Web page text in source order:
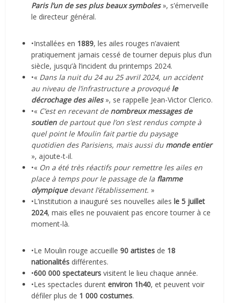
Paris l’un de ses plus beaux symboles», s’émerveille
le directeur général.
•Installées en 1889, les ailes rouges n’avaient
pratiquement jamais cessé de tourner depuis plus d’un
siècle, jusqu’à l’incident du printemps 2024.
•« Dans la nuit du 24 au 25 avril 2024, un accident
au niveau de l’infrastructure a provoqué le
décrochage des ailes», se rappelle Jean-Victor Clerico.
•« C’est en recevant de nombreux messages de
soutien de partout que l’on s’est rendus compte à
quel point le Moulin fait partie du paysage
quotidien des Parisiens, mais aussi du monde entier
», ajoute-t-il.
•« On a été très réactifs pour remettre les ailes en
place à temps pour le passage de la flamme
olympique devant l’établissement. »
•L’institution a inauguré ses nouvelles ailes le 5 juillet
2024, mais elles ne pouvaient pas encore tourner à ce
moment-là.
•Le Moulin rouge accueille90 artistes de 18
nationalités différentes.
•600 000 spectateursvisitent le lieu chaque année.
•Les spectacles durentenviron 1h40, et peuvent voir
défiler plus de 1 000 costumes.